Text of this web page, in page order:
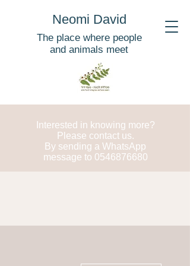
Neomi David
The place where people
and animals meet
Interested in knowing more?
Please contact us.
By sending a WhatsApp
message to 0546876680